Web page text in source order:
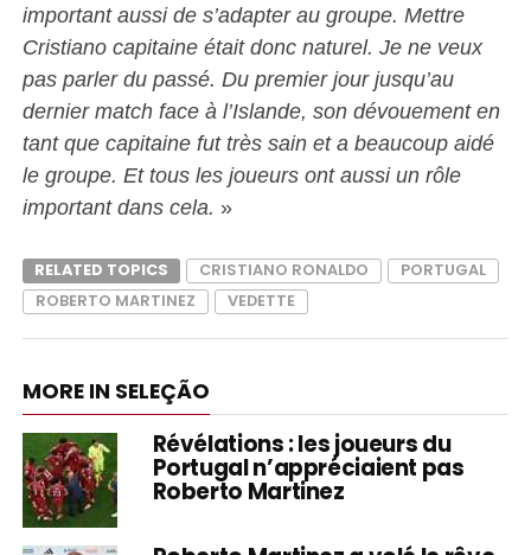
important aussi de s’adapter au groupe. Mettre
Cristiano capitaine était donc naturel. Je ne veux
pas parler du passé. Du premier jour jusqu’au
dernier match face à l’Islande, son dévouement en
tant que capitaine fut très sain et a beaucoup aidé
le groupe. Et tous les joueurs ont aussi un rôle
important dans cela. »
RELATED TOPICS CRISTIANO RONALDO
PORTUGAL
ROBERTO MARTINEZ
VEDETTE
MORE IN SELEÇÃO
Révélations : les joueurs du
Portugal n’appréciaient pas
Roberto Martinez